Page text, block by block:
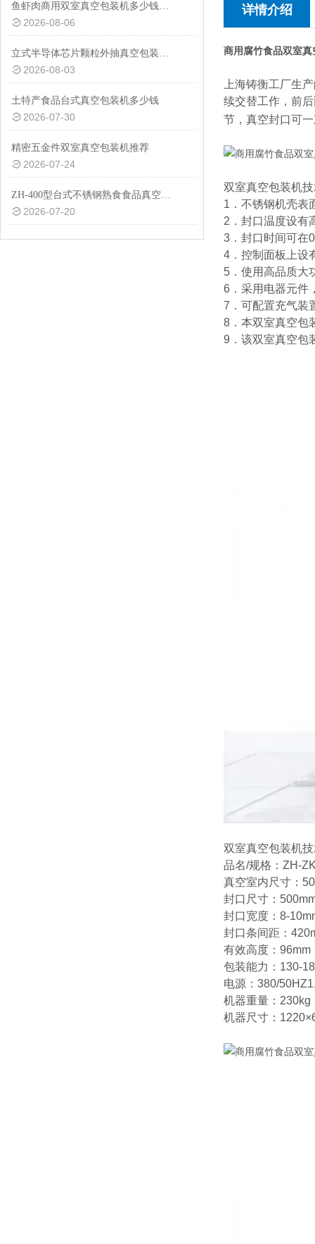
鱼虾肉商用双室真空包装机多少钱一台
2026-08-06
立式半导体芯片颗粒外抽真空包装机厂家
2026-08-03
土特产食品台式真空包装机多少钱
2026-07-30
精密五金件双室真空包装机推荐
2026-07-24
ZH-400型台式不锈钢熟食食品真空包装机设备
2026-07-20
详情介绍
商用腐竹食品双室
上海铸衡工厂生
续交替工作，前
节，真空封口可
双室真空包装机
1．不锈钢机壳表
2．封口温度设有
3．封口时间可在
4．控制面板上设
5．使用高品质大
6．采用电器元件
7．可配置充气装
8．本双室真空包
9．该双室真空包
双室真空包装机
品名/规格：ZH-
真空室内尺寸：
封口尺寸：
封口宽度：8-
封口条间距：
有效高度：96mm
包装能力：130-
电源：380/
机器重量：230kg
机器尺寸：